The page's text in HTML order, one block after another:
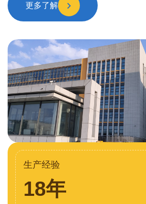
更多了解
生产经验
18年